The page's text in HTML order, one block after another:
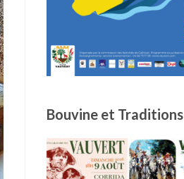
Bouvine et Traditions